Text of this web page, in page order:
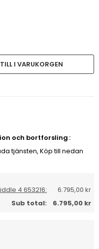
I VARUKORGEN
och bortforsling
tjänsten, Köp till nedan
4 653216:
6.795,00 kr
Sub total:
6.795,00 kr